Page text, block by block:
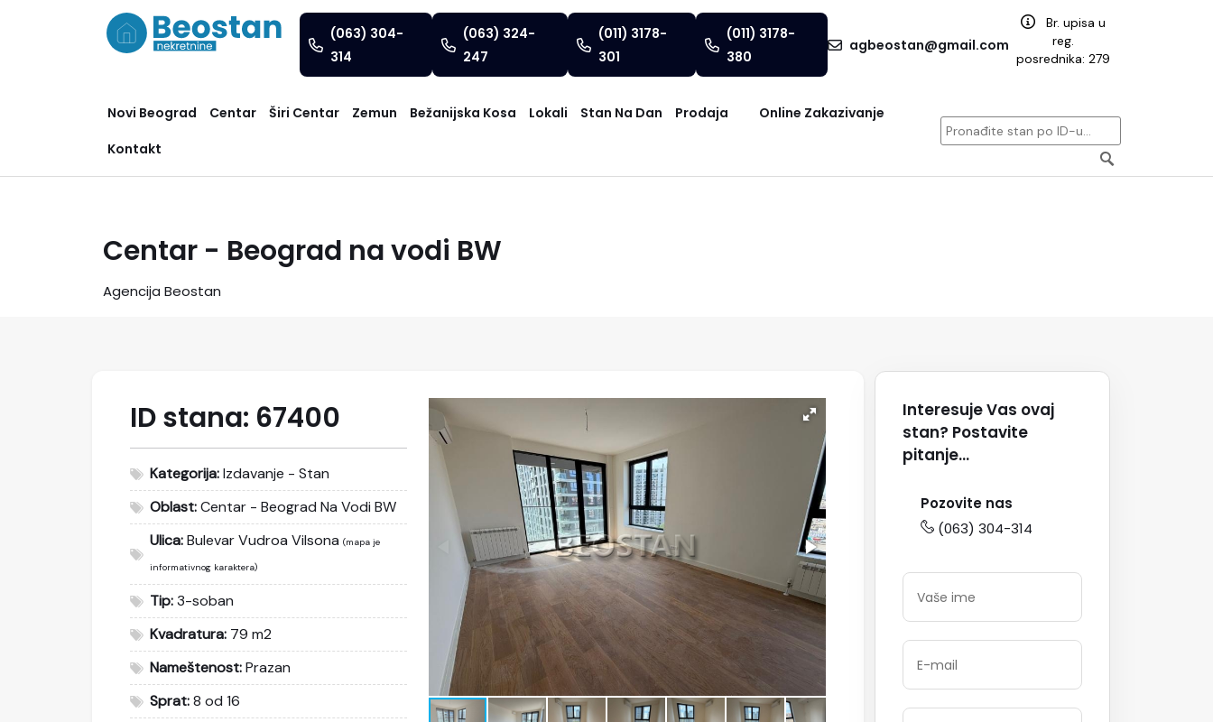
(063) 304-
314
(063) 324-
247
(011) 3178-
301
(011) 3178-
380
agbeostan@gmail.com
Br. upisa u
reg.
posrednika: 279
Novi Beograd Centar Širi Centar Zemun Bežanijska Kosa Lokali Stan Na Dan Prodaja
Online Zakazivanje
Kontakt
Centar - Beograd na vodi BW
Agencija Beostan
ID stana: 67400
Kategorija:Izdavanje - Stan
Oblast:Centar - Beograd Na Vodi BW
Ulica:Bulevar Vudroa Vilsona (mapa je
informativnog karaktera)
Tip:3-soban
Kvadratura: 79 m2
Nameštenost:Prazan
Sprat:8 od 16
Interesuje Vas ovaj
stan? Postavite
pitanje...
Pozovite nas
(063) 304-314